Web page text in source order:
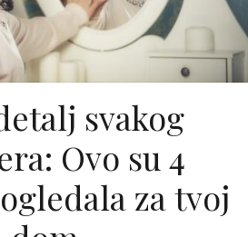
svakog
Ovo su 4
za tvoj